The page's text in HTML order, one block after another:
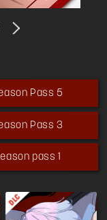
Pass 5
Pass 3
pass 1